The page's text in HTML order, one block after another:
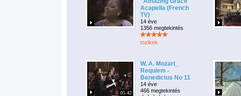
Acapella (French
TV)
14 éve
1356 megtekintés
tozikek
05:42
W. A. Mozart_
Requiem -
Benedictus No 11
14 éve
466 megtekintés